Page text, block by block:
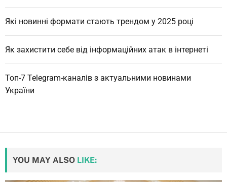
Які новинні формати стають трендом у 2025 році
Як захистити себе від інформаційних атак в інтернеті
Топ-7 Telegram-каналів з актуальними новинами
України
YOU MAY ALSO LIKE: